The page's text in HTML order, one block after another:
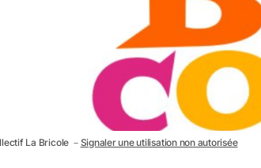
La Bricole － Signaler une utilisation non autorisée